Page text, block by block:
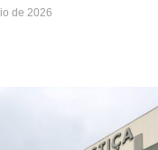
de 2026